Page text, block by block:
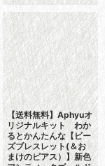
【送料無料】Aphyuオ
リジナルキット わか
るとかんたんな【ビー
ズブレスレット(＆お
まけのピアス）】新色